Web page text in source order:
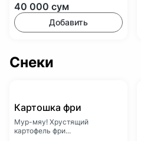
40 000 сум
Добавить
Снеки
Картошка фри
Мур-мяу! Хрустящий
картофель фри...